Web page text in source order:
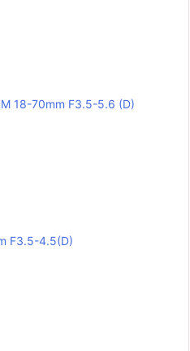
18-70mm F3.5-5.6 (D)
F3.5-4.5(D)